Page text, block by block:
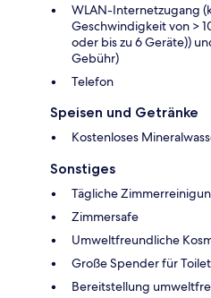
WLAN-Internetzugang
Geschwindigkeit von >
oder bis zu 6 Geräte))
Gebühr)
Telefon
Speisen und Getränke
Kostenloses
Sonstiges
Tägliche
Zimmersafe
Umweltfreundliche
Große Spender für
Bereitstellung